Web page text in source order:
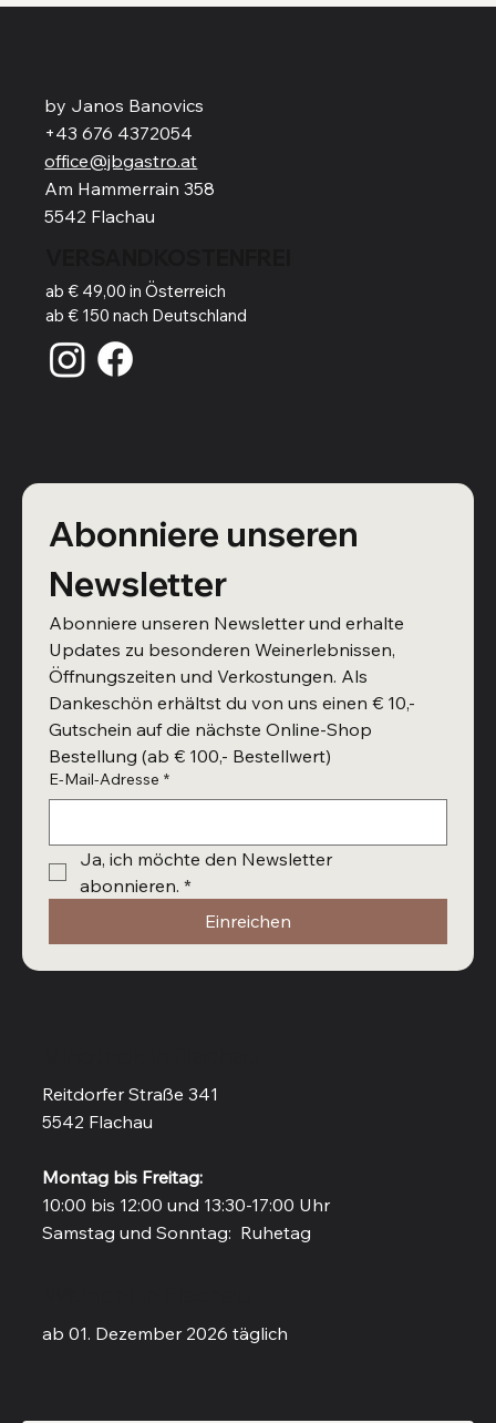
Reitdorfer Straße 341
5542 Flachau
Montag bis Freitag:
10:00 bis 12:00 und 13:30-17:00 Uhr
Samstag und Sonntag: Ruhetag
ab 01. Dezember 2026 täglich
by Janos Banovics
+43 676 4372054
office@jbgastro.at
Am Hammerrain 358
5542 Flachau
ab € 49,00 in Österreich
ab € 150 nach Deutschland
Abonniere unseren
Newsletter
Abonniere unseren Newsletter und erhalte
Updates zu besonderen Weinerlebnissen,
Öffnungszeiten und Verkostungen. Als
Dankeschön erhältst du von uns einen € 10,-
Gutschein auf die nächste Online-Shop
Bestellung (ab € 100,- Bestellwert)
E-Mail-Adresse *
Ja, ich möchte den Newsletter
abonnieren. *
Einreichen